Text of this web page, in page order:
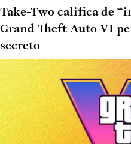
Take-Two califica de
Grand Theft Auto VI
secreto